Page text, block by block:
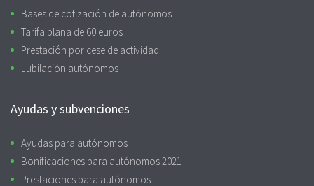
Bases de cotización de autónomos
Tarifa plana de 60 euros
Prestación por cese de actividad
Jubilación autónomos
Ayudas y subvenciones
Ayudas para autónomos
Bonificaciones para autónomos 2021
Prestaciones para autónomos